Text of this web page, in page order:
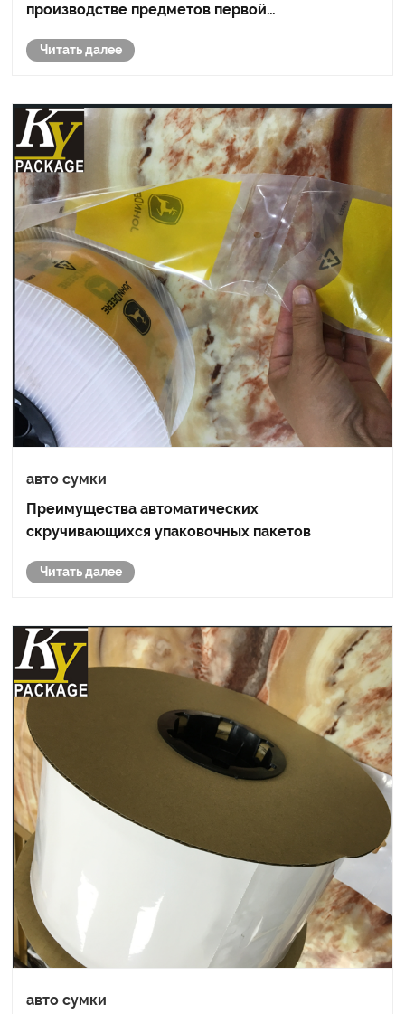
производстве предметов первой
других областях.
Читать далее
авто сумки
Преимущества автоматических
скручивающихся упаковочных пакетов
Читать далее
авто сумки